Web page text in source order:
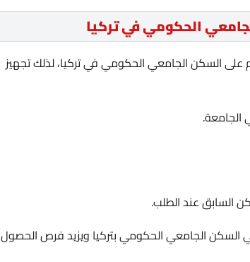
الحكومي في تركيا
السكن الجامعي الحكومي في تركيا، لذلك تجهيز
الجامعة.
السابق عند الطلب.
الجامعي الحكومي بتركيا ويزيد فرص الحصول